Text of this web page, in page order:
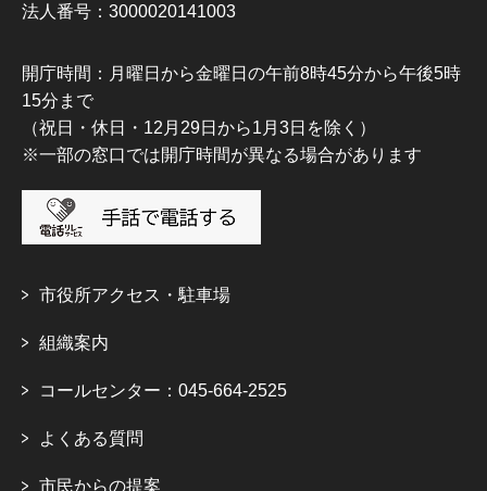
法人番号：3000020141003
開庁時間：月曜日から金曜日の午前8時45分から午後5時
15分まで
（祝日・休日・12月29日から1月3日を除く）
※一部の窓口では開庁時間が異なる場合があります
市役所アクセス・駐車場
組織案内
コールセンター：045-664-2525
よくある質問
市民からの提案